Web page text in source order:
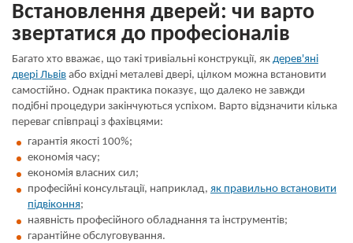
Встановлення дверей: чи варто
звертатися до професіоналів
Багато хто вважає, що такі тривіальні конструкції, як дерев'яні
двері Львів або вхідні металеві двері, цілком можна встановити
самостійно. Однак практика показує, що далеко не завжди
подібні процедури закінчуються успіхом. Варто відзначити кілька
переваг співпраці з фахівцями:
гарантія якості 100%;
економія часу;
економія власних сил;
професійні консультації, наприклад, як правильно встановити
підвіконня;
наявність професійного обладнання та інструментів;
гарантійне обслуговування.